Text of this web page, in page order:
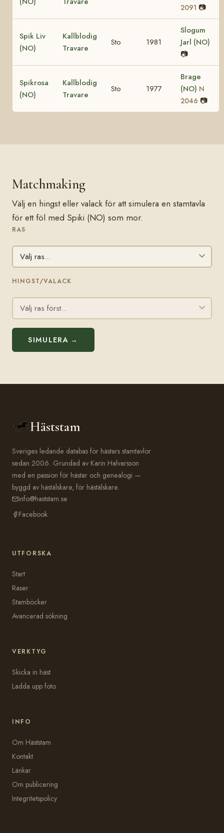
2091 📷
Spik Liv
(NO)
Kallblodig
Travare
Sto 1981
Slogum
Jarl (NO)
📷
Spikrosa
(NO)
Kallblodig
Travare
Sto 1977
Brage
(NO) N
2046 📷
Matchmaking
Välj en hingst eller valack för att simulera en stamtavla
för ett föl med Spiki (NO) som mor.
RAS
HINGST/VALACK
SIMULERA →
Häststam
Sveriges ledande databas för hästars stamtavlor
sedan 2006. Grundad av Karin Halvarsson
med en passion för hästar och genealogi —
byggd av hästälskare, för hästälskare.
info@haststam.se
Facebook
UTFORSKA
Start
Raser
Stamböcker
Avancerad sökning
VERKTYG
Skicka in häst
Ladda upp foto
INFO
Om Häststam
Kontakt
Länkar
Om publicering
Integritetspolicy